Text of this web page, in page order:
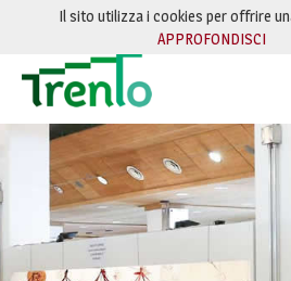
Salta al contenuto
Il sito utilizza i cookies per offrire
APPROFONDISCI